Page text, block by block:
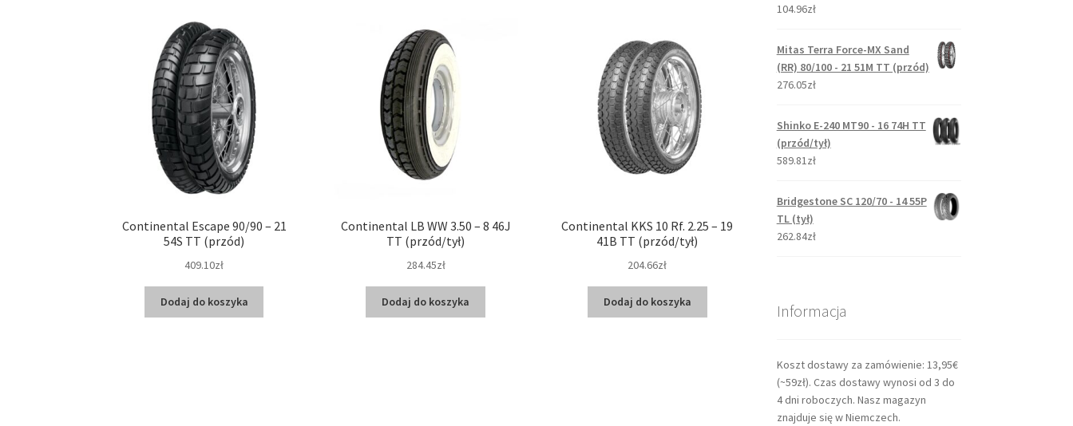
Continental Escape 90/90 – 21
54S TT (przód)
409.10zł
Dodaj do koszyka
Continental LB WW 3.50 – 8 46J
TT (przód/tył)
284.45zł
Dodaj do koszyka
Continental KKS 10 Rf. 2.25 – 19
41B TT (przód/tył)
204.66zł
Dodaj do koszyka
104.96zł
Mitas Terra Force-MX Sand
(RR) 80/100 - 21 51M TT (przód)
276.05zł
Shinko E-240 MT90 - 16 74H TT
(przód/tył)
589.81zł
Bridgestone SC 120/70 - 14 55P
TL (tył)
262.84zł
Informacja
Koszt dostawy za zamówienie: 13,95€
(~59zł). Czas dostawy wynosi od 3 do
4 dni roboczych. Nasz magazyn
znajduje się w Niemczech.